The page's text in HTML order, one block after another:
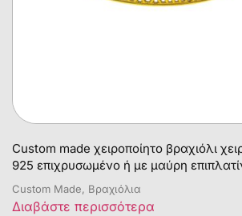
Custom made χειροποίητο βραχιόλι
925 επιχρυσωμένο ή με μαύρη
Custom Made, Βραχιόλια
Διαβάστε περισσότερα